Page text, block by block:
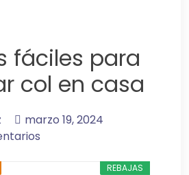
fáciles para
col en casa
marzo 19, 2024
REBAJAS